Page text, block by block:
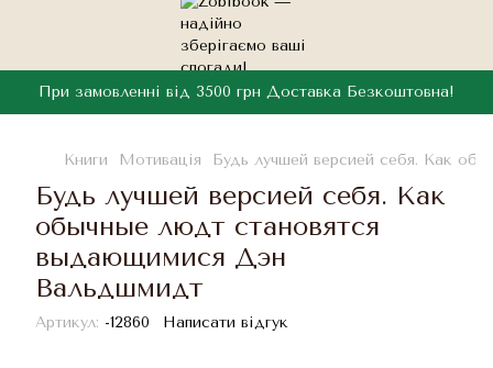
При замовленні від 3500 грн Доставка Безкоштовна!
Книги Мотивація Будь лучшей версией себя. Как
Будь лучшей версией себя. Как
обычные людт становятся
выдающимися Дэн
Вальдшмидт
Артикул: -12860 Написати відгук